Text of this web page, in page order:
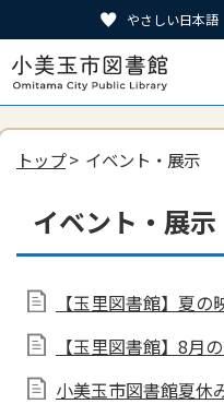
やさしい日本語
トップ> イベント・展示
イベント・展示
【玉里図書館】夏の
【玉里図書館】8月
小美玉市図書館夏休